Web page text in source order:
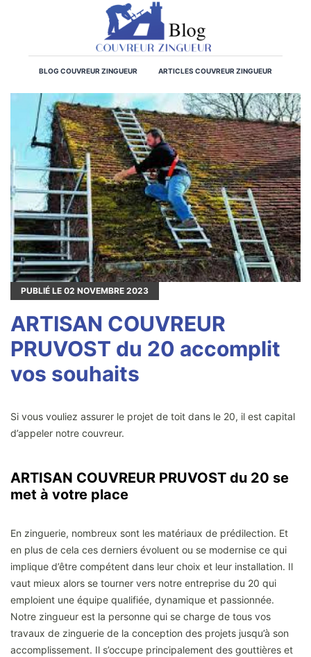
BLOG COUVREUR ZINGUEUR ARTICLES COUVREUR ZINGUEUR
PUBLIÉ LE 02 NOVEMBRE 2023
ARTISAN COUVREUR
PRUVOST du 20 accomplit
vos souhaits
Si vous vouliez assurer le projet de toit dans le 20, il est capital
d’appeler notre couvreur.
ARTISAN COUVREUR PRUVOST du 20 se
met à votre place
En zinguerie, nombreux sont les matériaux de prédilection. Et
en plus de cela ces derniers évoluent ou se modernise ce qui
implique d’être compétent dans leur choix et leur installation. Il
vaut mieux alors se tourner vers notre entreprise du 20 qui
emploient une équipe qualifiée, dynamique et passionnée.
Notre zingueur est la personne qui se charge de tous vos
travaux de zinguerie de la conception des projets jusqu’à son
accomplissement. Il s’occupe principalement des gouttières et